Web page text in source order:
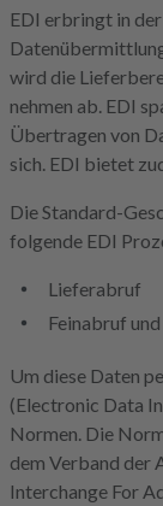
EDI erbringt in
wird die
nehmen ab. EDI
Übertragen von
sich. EDI bietet
Die Standard-
folgende EDI
Lieferabruf
Feinabruf
Um diese Daten
(Electronic Data
Normen. Die
dem Verband der
Interchange For